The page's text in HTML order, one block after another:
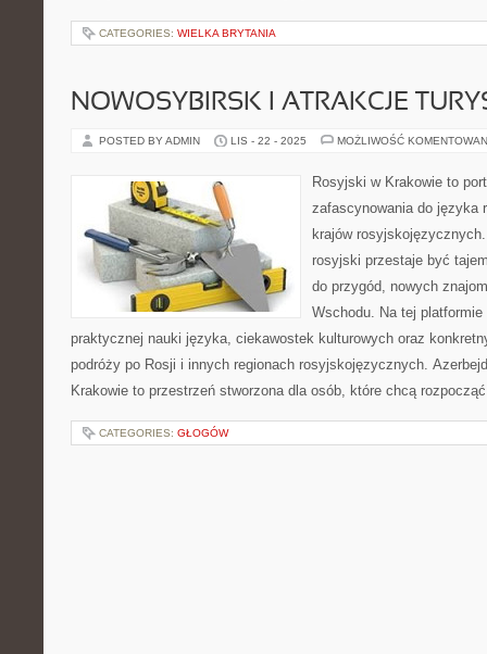
CATEGORIES: WIELKA BRYTANIA
NOWOSYBIRSK I ATRAKCJE
POSTED BY ADMIN LIS - 22 - 2025 MOŻLIWOŚĆ
Rosyjski w Krakowie to
zafascynowania do języka
krajów
rosyjski przestaje być
do przygód, nowych
Wschodu. Na tej
praktycznej nauki języka, ciekawostek kulturowych oraz
podróży po Rosji i innych regionach rosyjskojęzycznych.
Krakowie to przestrzeń stworzona dla osób, które chcą
CATEGORIES: GŁOGÓW